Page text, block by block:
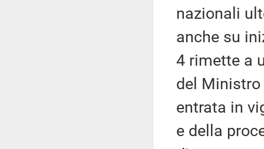
nazionali
anche su
4 rimette a
del
entrata in
e della